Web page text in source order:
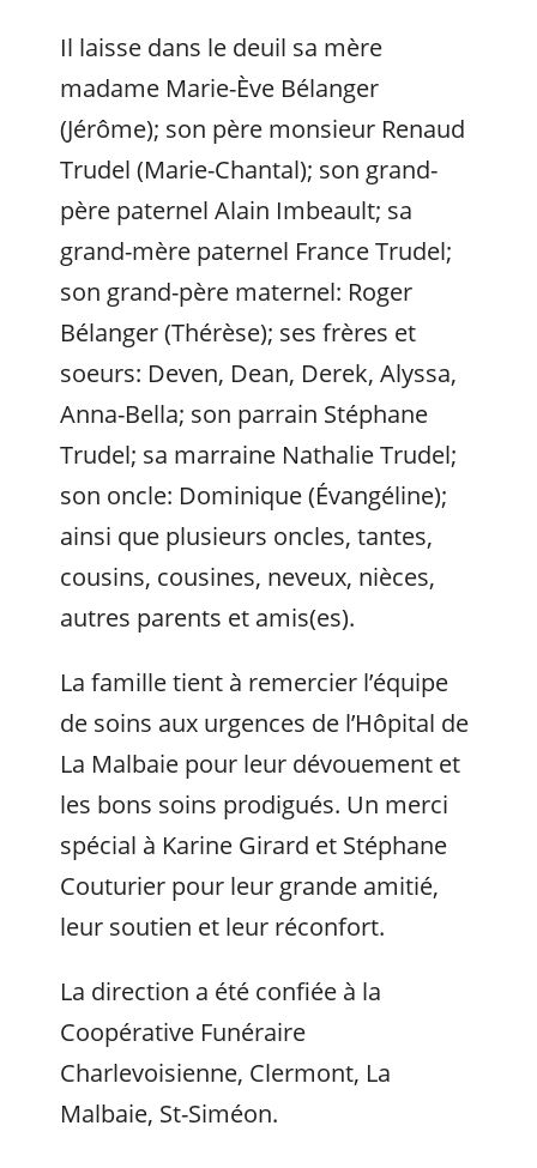
Il laisse dans le deuil sa mère
madame Marie-Ève Bélanger
(Jérôme); son père monsieur Renaud
Trudel (Marie-Chantal); son grand-
père paternel Alain Imbeault; sa
grand-mère paternel France Trudel;
son grand-père maternel: Roger
Bélanger (Thérèse); ses frères et
soeurs: Deven, Dean, Derek, Alyssa,
Anna-Bella; son parrain Stéphane
Trudel; sa marraine Nathalie Trudel;
son oncle: Dominique (Évangéline);
ainsi que plusieurs oncles, tantes,
cousins, cousines, neveux, nièces,
autres parents et amis(es).
La famille tient à remercier l’équipe
de soins aux urgences de l’Hôpital de
La Malbaie pour leur dévouement et
les bons soins prodigués. Un merci
spécial à Karine Girard et Stéphane
Couturier pour leur grande amitié,
leur soutien et leur réconfort.
La direction a été confiée à la
Coopérative Funéraire
Charlevoisienne, Clermont, La
Malbaie, St-Siméon.